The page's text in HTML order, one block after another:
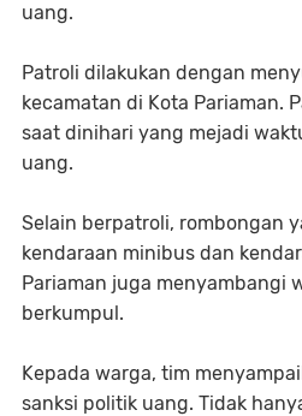
uang.
Patroli dilakukan dengan
kecamatan di Kota Pariaman.
saat dinihari yang mejadi
uang.
Selain berpatroli, rombongan
kendaraan minibus dan
Pariaman juga menyambangi
berkumpul.
Kepada warga, tim
sanksi politik uang. Tidak